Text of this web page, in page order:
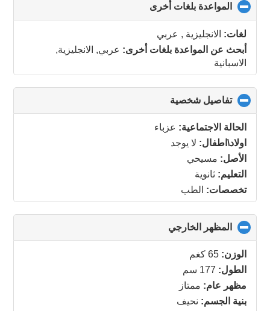
المواعدة بلغات أخرى
to
contents
لغات: الانجليزية , عربي
أبحث عن المواعدة بلغات أخرى: عربي, الانجليزية,
الاسبانية
تفاصيل شخصية
to
collapse
contents
الحالة الاجتماعية: عزباء
اولاد\اطفال: لا يوجد
الأصل: مسيحي
التعليم: ثانوية
تخصصات: الطب
المظهر الخارجي
to
الوزن: 65 كغم
الطول: 177 سم
مظهر عام: ممتاز
بنية الجسم: نحيف